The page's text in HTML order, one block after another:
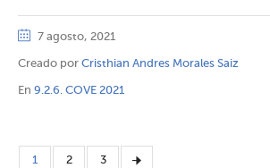
7 agosto, 2021
Creado por Cristhian Andres Morales Saiz
En 9.2.6. COVE 2021
1 2 3